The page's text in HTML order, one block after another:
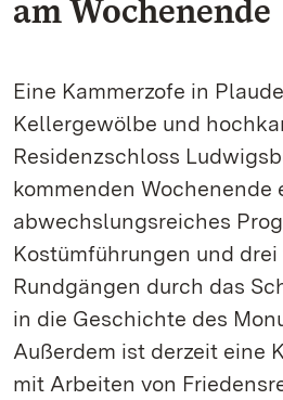
am Wochenende
Eine Kammerzofe in
Kellergewölbe und
Residenzschloss
kommenden Wochenende
abwechslungsreiches
Kostümführungen und
Rundgängen durch das
in die Geschichte des
Außerdem ist derzeit eine
mit Arbeiten von